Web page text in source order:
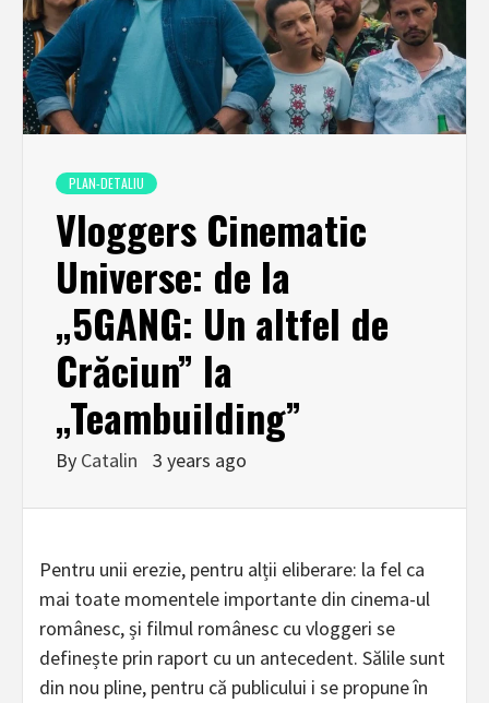
PLAN-DETALIU
Vloggers Cinematic
Universe: de la
„5GANG: Un altfel de
Crăciun” la
„Teambuilding”
By Catalin 3 years ago
Pentru unii erezie, pentru alții eliberare: la fel ca
mai toate momentele importante din cinema-ul
românesc, și filmul românesc cu vloggeri se
definește prin raport cu un antecedent. Sălile sunt
din nou pline, pentru că publicului i se propune în